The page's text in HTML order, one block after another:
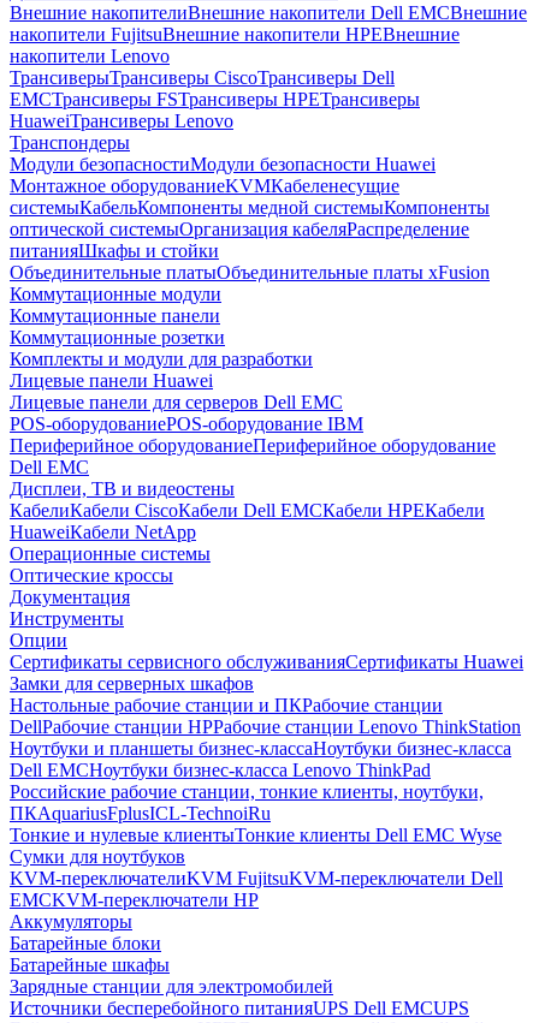
Внешние накопителиВнешние накопители Dell EMCВнешние
накопители FujitsuВнешние накопители HPEВнешние
накопители Lenovo
ТрансиверыТрансиверы CiscoТрансиверы Dell
EMCТрансиверы FSТрансиверы HPEТрансиверы
HuaweiТрансиверы Lenovo
Транспондеры
Модули безопасностиМодули безопасности Huawei
Монтажное оборудованиеKVMКабеленесущие
системыКабельКомпоненты медной системыКомпоненты
оптической системыОрганизация кабеляРаспределение
питанияШкафы и стойки
Объединительные платыОбъединительные платы xFusion
Коммутационные модули
Коммутационные панели
Коммутационные розетки
Комплекты и модули для разработки
Лицевые панели Huawei
Лицевые панели для серверов Dell EMC
POS-оборудованиеPOS-оборудование IBM
Периферийное оборудованиеПериферийное оборудование
Dell EMC
Дисплеи, ТВ и видеостены
КабелиКабели CiscoКабели Dell EMCКабели HPEКабели
HuaweiКабели NetApp
Операционные системы
Оптические кроссы
Документация
Инструменты
Опции
Сертификаты сервисного обслуживанияСертификаты Huawei
Замки для серверных шкафов
Настольные рабочие станции и ПКРабочие станции
DellРабочие станции HPРабочие станции Lenovo ThinkStation
Ноутбуки и планшеты бизнес-классаНоутбуки бизнес-класса
Dell EMCНоутбуки бизнес-класса Lenovo ThinkPad
Российские рабочие станции, тонкие клиенты, ноутбуки,
ПКAquariusFplusICL-TechnoiRu
Тонкие и нулевые клиентыТонкие клиенты Dell EMC Wyse
Сумки для ноутбуков
KVM-переключателиKVM FujitsuKVM-переключатели Dell
EMCKVM-переключатели HP
Аккумуляторы
Батарейные блоки
Батарейные шкафы
Зарядные станции для электромобилей
Источники бесперебойного питанияUPS Dell EMCUPS